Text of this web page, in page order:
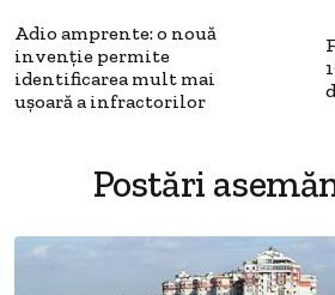
Adio amprente: o nouă
invenţie permite
identificarea mult mai
uşoară a infractorilor
Postări